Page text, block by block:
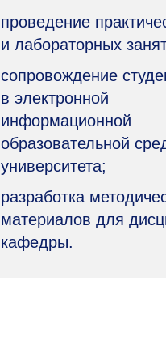
проведение
и лабораторных
сопровождение
в электронной
информационной
образовательной
университета;
разработка
материалов для
кафедры.